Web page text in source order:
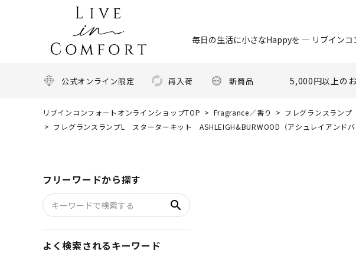
毎日の生活に小さなHappyを ― リブイン
公式オンライン限定 再入荷 新商品 5,000円以上の
リブインコンフォートオンラインショップTOP Fragrance／香り フレグランスランプ
フレグランスランプL スターターキット ASHLEIGH&BURWOOD（アシュレイアンドバ
フリーワードから探す
search
よく検索されるキーワード